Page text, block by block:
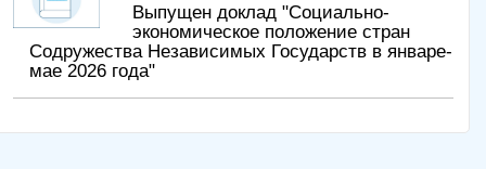
Выпущен доклад "Социально-
экономическое положение стран
Содружества Независимых Государств в январе-
мае 2026 года"